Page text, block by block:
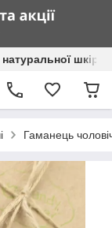
шкіри
Гаманець